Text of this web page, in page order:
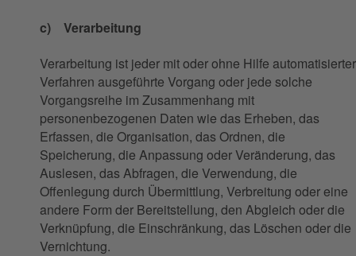
c) Verarbeitung
Verarbeitung ist jeder mit oder ohne Hilfe automatisierter
Verfahren ausgeführte Vorgang oder jede solche
Vorgangsreihe im Zusammenhang mit
personenbezogenen Daten wie das Erheben, das
Erfassen, die Organisation, das Ordnen, die
Speicherung, die Anpassung oder Veränderung, das
Auslesen, das Abfragen, die Verwendung, die
Offenlegung durch Übermittlung, Verbreitung oder eine
andere Form der Bereitstellung, den Abgleich oder die
Verknüpfung, die Einschränkung, das Löschen oder die
Vernichtung.